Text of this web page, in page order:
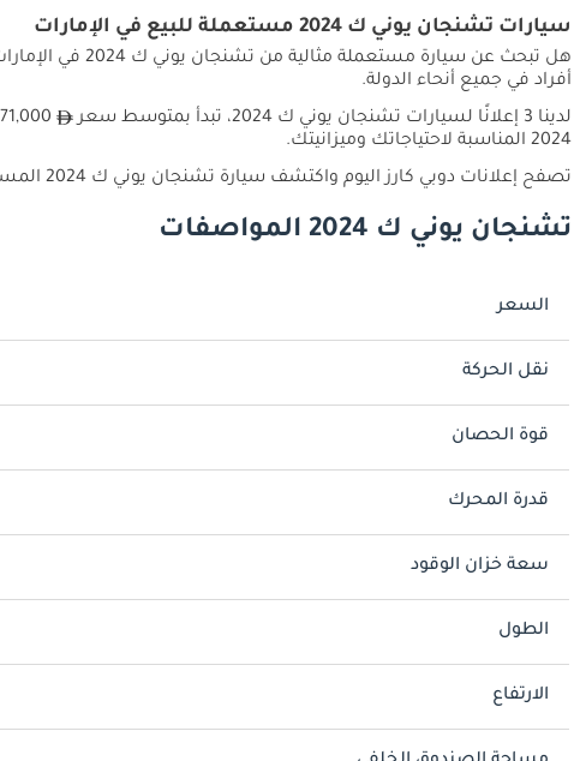
سيارات تشنجان يوني ك 2024 مستعملة للبيع في الإمارات
أفراد في جميع أنحاء الدولة.
لدينا 3 إعلانًا لسيارات تشنجان يوني ك 2024، تبدأ بمتوسط سعر
2024 المناسبة لاحتياجاتك وميزانيتك.
تصفح إعلانات دوبي كارز اليوم واكتشف سيارة تشنجان يوني ك 2024 المستعملة المناسبة لك في الإمارات.
تشنجان يوني ك 2024 المواصفات
السعر
نقل الحركة
قوة الحصان
قدرة المحرك
سعة خزان الوقود
الطول
الارتفاع